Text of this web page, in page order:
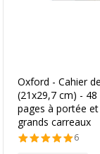
Oxford - Cahier
(21x29,7 cm) -
pages à portée
grands carreaux
6